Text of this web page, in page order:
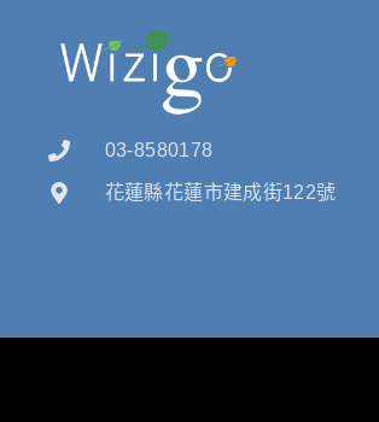
03-8580178
花蓮縣花蓮市建成街122號